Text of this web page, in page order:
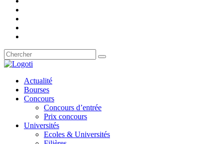
Actualité
Bourses
Concours
Concours d’entrée
Prix concours
Universités
Ecoles & Universités